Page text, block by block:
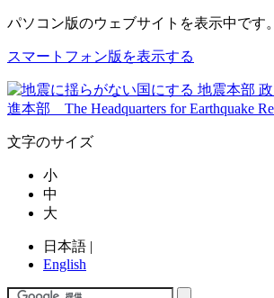
パソコン版のウェブサイトを表示中です。
スマートフォン版を表示する
文字のサイズ
小
中
大
日本語 |
English